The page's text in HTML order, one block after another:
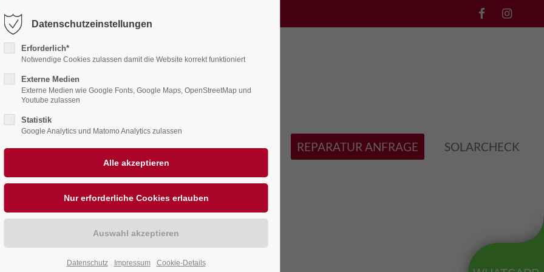
"offcanvas-col2"
leider nicht.
PHOTOVOLTAIK JOBS BEHRENS REPARATUR ANFRAGE SOLARCHECK
Datenschutzeinstellungen
Erforderlich*
Notwendige Cookies zulassen damit die Website korrekt funktioniert
Externe Medien
Externe Medien wie Google Fonts, Google Maps, OpenStreetMap und
Youtube zulassen
Statistik
Google Analytics und Matomo Analytics zulassen
Datenschutz Impressum Cookie-Details